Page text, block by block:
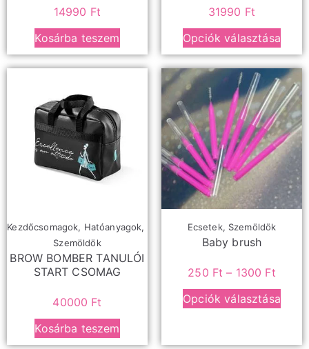
14990 Ft
Kosárba teszem
31990 Ft
Opciók választása
Kezdőcsomagok, Hatóanyagok,
Szemöldök
BROW BOMBER TANULÓI
START CSOMAG
40000 Ft
Kosárba teszem
Ecsetek, Szemöldök
Baby brush
250 Ft – 1300 Ft
Opciók választása